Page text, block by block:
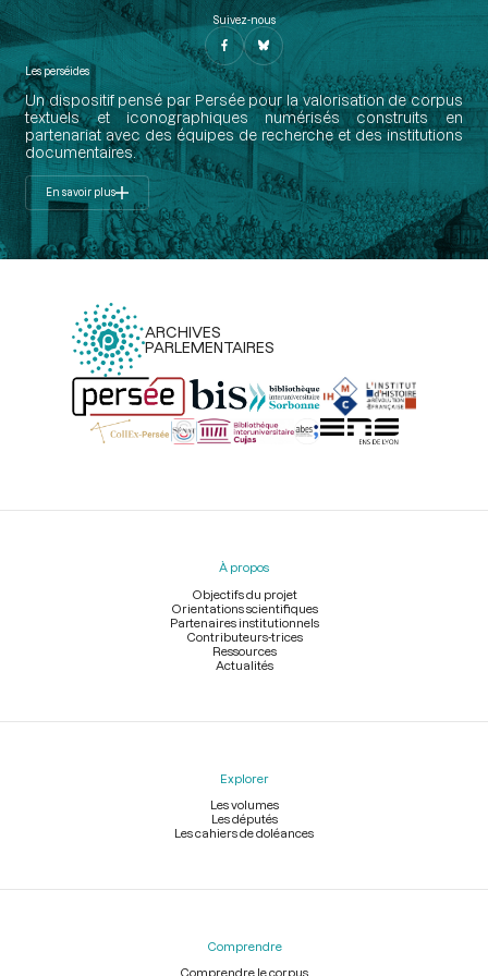
Suivez-nous
Les perséides
Un dispositif pensé par Persée pour la valorisation de corpus
textuels et iconographiques numérisés construits en
partenariat avec des équipes de recherche et des institutions
documentaires.
En savoir plus
ARCHIVES
PARLEMENTAIRES
Menu
À propos
Objectifs du projet
Orientations scientifiques
Partenaires institutionnels
Contributeurs-trices
Ressources
Actualités
Explorer
Les volumes
Les députés
Les cahiers de doléances
Comprendre
Comprendre le corpus